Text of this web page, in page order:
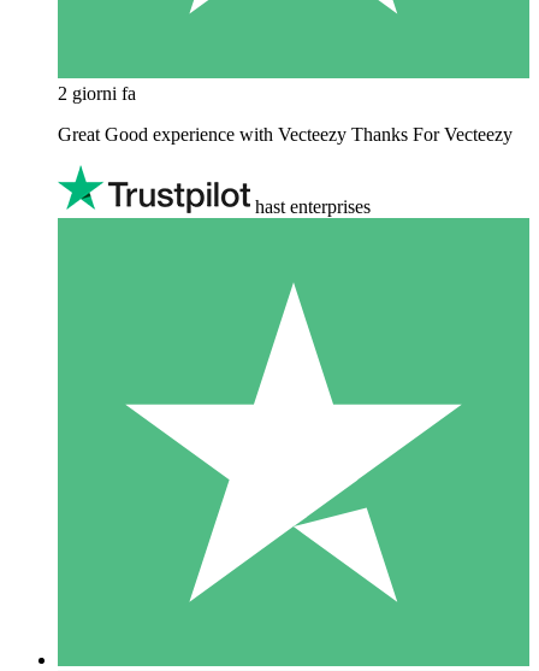
2 giorni fa
Great Good experience with Vecteezy Thanks For Vecteezy
hast enterprises